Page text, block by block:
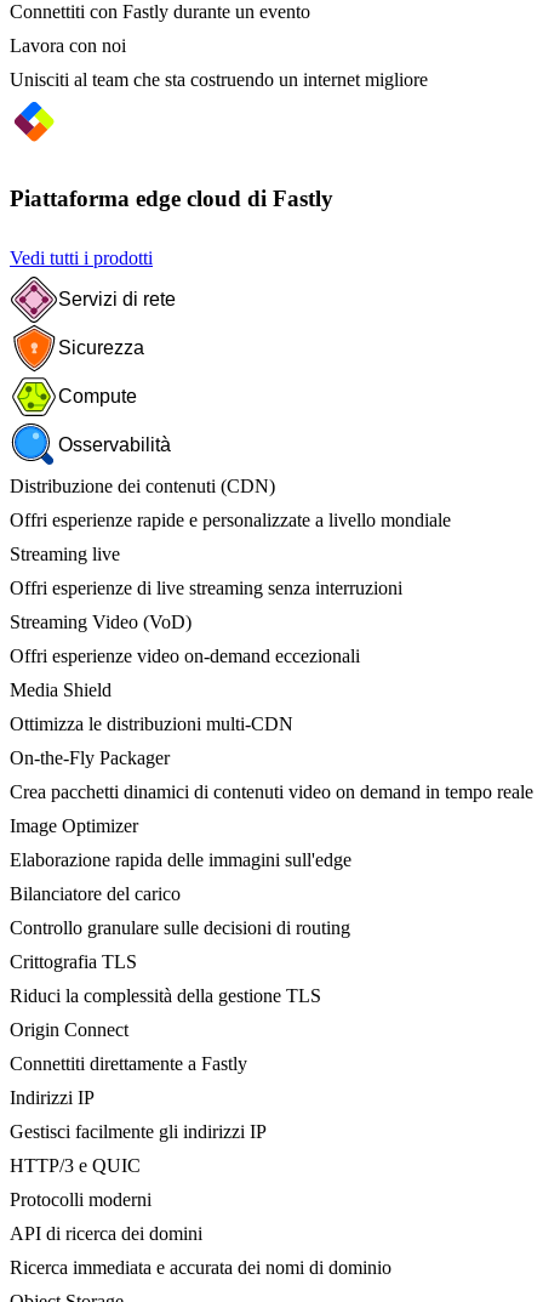
Connettiti con Fastly durante un evento
Lavora con noi
Unisciti al team che sta costruendo un internet migliore
Piattaforma edge cloud di Fastly
Vedi tutti i prodotti
Servizi di rete
Sicurezza
Compute
Osservabilità
Distribuzione dei contenuti (CDN)
Offri esperienze rapide e personalizzate a livello mondiale
Streaming live
Offri esperienze di live streaming senza interruzioni
Streaming Video (VoD)
Offri esperienze video on-demand eccezionali
Media Shield
Ottimizza le distribuzioni multi-CDN
On-the-Fly Packager
Crea pacchetti dinamici di contenuti video on demand in tempo reale
Image Optimizer
Elaborazione rapida delle immagini sull'edge
Bilanciatore del carico
Controllo granulare sulle decisioni di routing
Crittografia TLS
Riduci la complessità della gestione TLS
Origin Connect
Connettiti direttamente a Fastly
Indirizzi IP
Gestisci facilmente gli indirizzi IP
HTTP/3 e QUIC
Protocolli moderni
API di ricerca dei domini
Ricerca immediata e accurata dei nomi di dominio